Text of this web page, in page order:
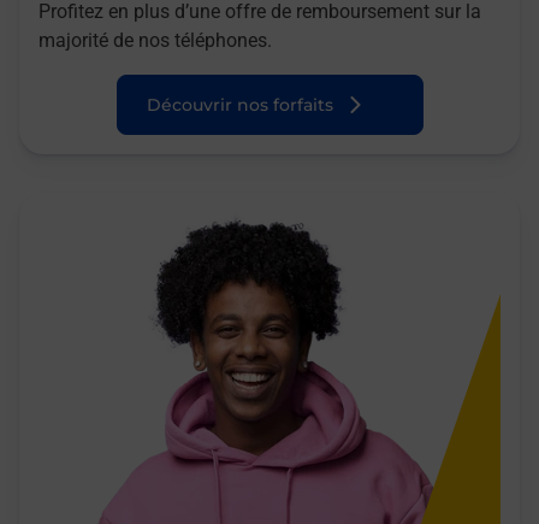
Profitez en plus d’une offre de remboursement sur la
majorité de nos téléphones.
Découvrir nos forfaits